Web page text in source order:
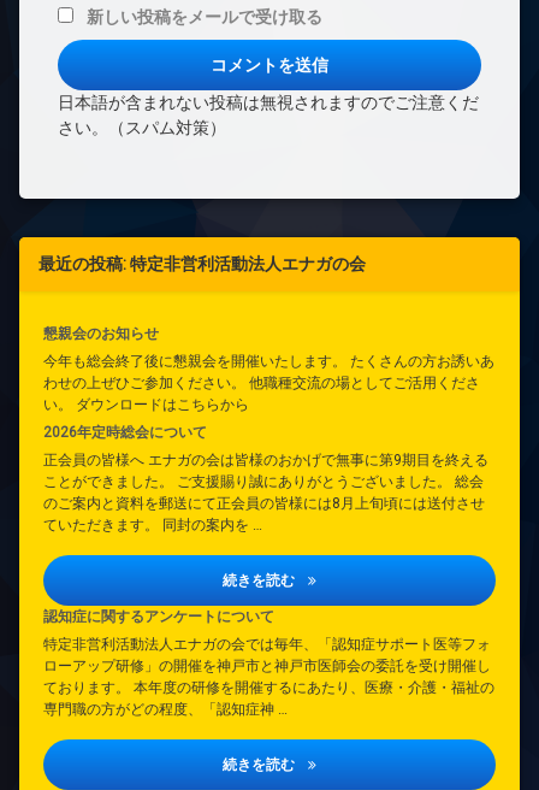
新しい投稿をメールで受け取る
日本語が含まれない投稿は無視されますのでご注意くだ
さい。（スパム対策）
最近の投稿: 特定非営利活動法人エナガの会
懇親会のお知らせ
今年も総会終了後に懇親会を開催いたします。 たくさんの方お誘いあ
わせの上ぜひご参加ください。 他職種交流の場としてご活用くださ
い。 ダウンロードはこちらから
2026年定時総会について
正会員の皆様へ エナガの会は皆様のおかげで無事に第9期目を終える
ことができました。 ご支援賜り誠にありがとうございました。 総会
のご案内と資料を郵送にて正会員の皆様には8月上旬頃には送付させ
ていただきます。 同封の案内を …
続きを読む 2026年定時総会について
認知症に関するアンケートについて
特定非営利活動法人エナガの会では毎年、「認知症サポート医等フォ
ローアップ研修」の開催を神戸市と神戸市医師会の委託を受け開催し
ております。 本年度の研修を開催するにあたり、医療・介護・福祉の
専門職の方がどの程度、「認知症神 …
続きを読む 認知症に関するアンケートについて